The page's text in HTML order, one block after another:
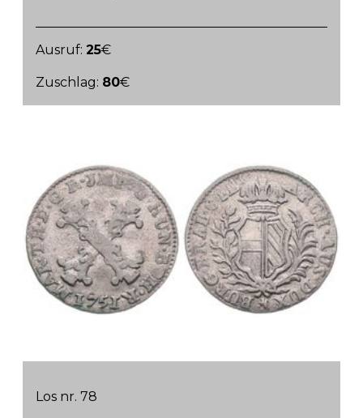
Ausruf:25€
Zuschlag: 80€
Los nr. 78